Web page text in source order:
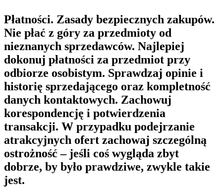
Płatności. Zasady bezpiecznych zakupów.
Nie płać z góry za przedmioty od
nieznanych sprzedawców. Najlepiej
dokonuj płatności za przedmiot przy
odbiorze osobistym. Sprawdzaj opinie i
historię sprzedającego oraz kompletność
danych kontaktowych. Zachowuj
korespondencję i potwierdzenia
transakcji. W przypadku podejrzanie
atrakcyjnych ofert zachowaj szczególną
ostrożność – jeśli coś wygląda zbyt
dobrze, by było prawdziwe, zwykle takie
jest.